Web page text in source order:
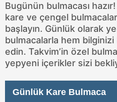
Bugünün bulmacası
kare ve çengel
başlayın. Günlük olarak
bulmacalarla hem bilginizi
edin. Takvim’in özel
yepyeni içerikler sizi